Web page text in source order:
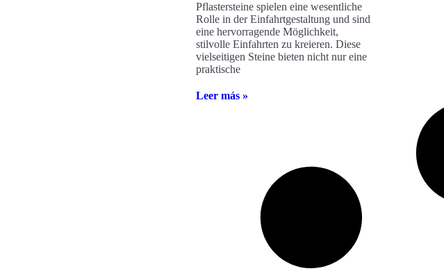
Pflastersteine spielen eine wesentliche
Rolle in der Einfahrtgestaltung und sind
eine hervorragende Möglichkeit,
stilvolle Einfahrten zu kreieren. Diese
vielseitigen Steine bieten nicht nur eine
praktische
Leer más »